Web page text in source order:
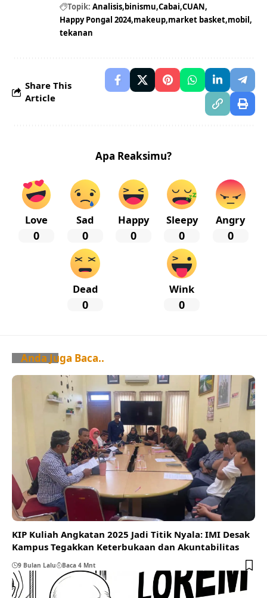
Topik: Analisis binismu Cabai CUAN
Happy Pongal 2024 makeup market basket mobil
tekanan
Share This
Article
Apa Reaksimu?
Love
0
Sad
0
Happy
0
Sleepy
0
Angry
0
Dead
0
Wink
0
Anda Juga Baca..
KIP Kuliah Angkatan 2025 Jadi Titik Nyala: IMI Desak
Kampus Tegakkan Keterbukaan dan Akuntabilitas
9 Bulan Lalu Baca 4 Mnt